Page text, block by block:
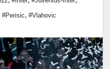
#Perisic, #Vlahovic